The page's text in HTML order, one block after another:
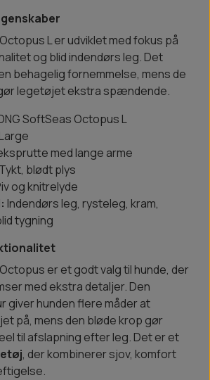
L er udviklet med fokus på
og blid indendørs leg. Det
behagelig fornemmelse, mens de
legetøjet ekstra spændende.
SoftSeas Octopus L
Large
med lange arme
Tykt, blødt plys
og knitrelyde
Indendørs leg, rysteleg, kram,
tygning
er et godt valg til hunde, der
med ekstra detaljer. Den
giver hunden flere måder at
på, mens den bløde krop gør
til afslapning efter leg. Det er et
, der kombinerer sjov, komfort